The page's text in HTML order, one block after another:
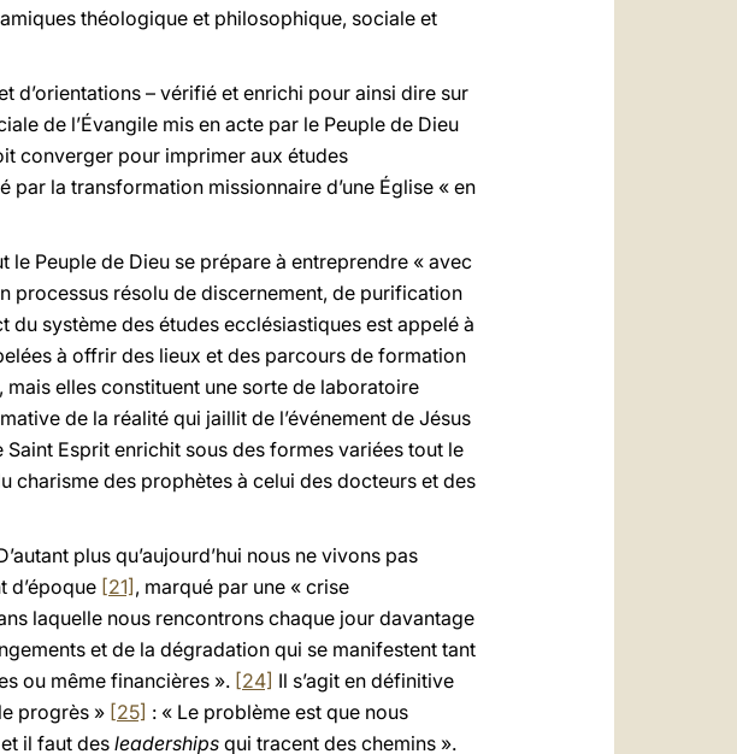
théologique et philosophique, sociale et
d’orientations – vérifié et enrichi pour ainsi dire sur
de l’Évangile mis en acte par le Peuple de Dieu
converger pour imprimer aux études
la transformation missionnaire d’une Église « en
le Peuple de Dieu se prépare à entreprendre « avec
processus résolu de discernement, de purification
système des études ecclésiastiques est appelé à
à offrir des lieux et des parcours de formation
elles constituent une sorte de laboratoire
de la réalité qui jaillit de l’événement de Jésus
Esprit enrichit sous des formes variées tout le
charisme des prophètes à celui des docteurs et des
plus qu’aujourd’hui nous ne vivons pas
d’époque [21] , marqué par une « crise
laquelle nous rencontrons chaque jour davantage
et de la dégradation qui se manifestent tant
ou même financières ». [24] Il s’agit en définitive
progrès » [25] : « Le problème est que nous
il faut des leaderships qui tracent des chemins ».